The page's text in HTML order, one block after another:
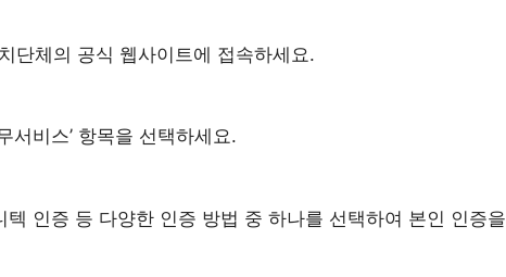
단체의 공식 웹사이트에 접속하세요.
서비스’ 항목을 선택하세요.
인증 등 다양한 인증 방법 중 하나를 선택하여 본인 인증을